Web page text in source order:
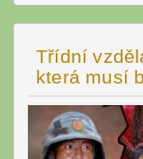
Třídní
která musí